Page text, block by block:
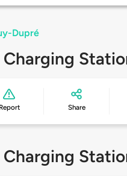
Dupré
Charging
Report Share
Charging